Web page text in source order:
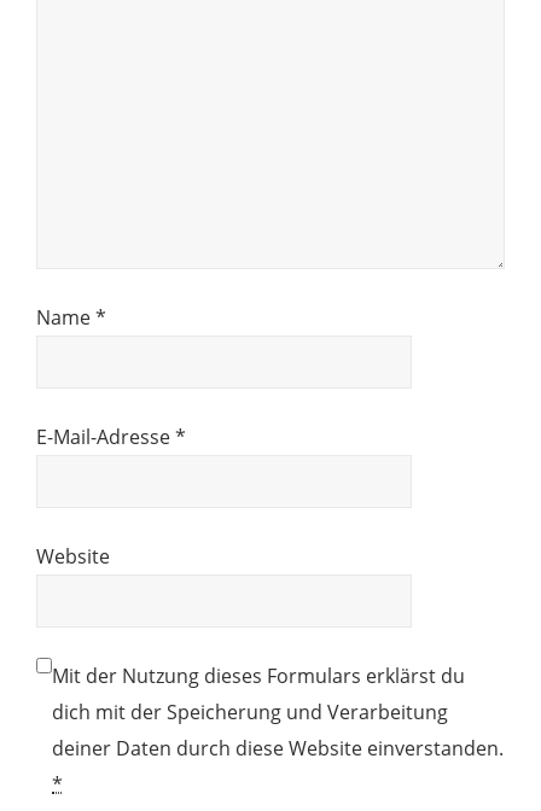
Name*
E-Mail-Adresse*
Website
Mit der Nutzung dieses Formulars erklärst du
dich mit der Speicherung und Verarbeitung
deiner Daten durch diese Website einverstanden.
*